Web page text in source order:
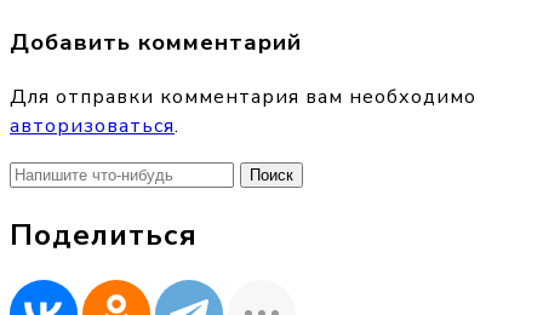
Добавить комментарий
Для отправки комментария вам необходимо
авторизоваться.
Найти:
Поделиться